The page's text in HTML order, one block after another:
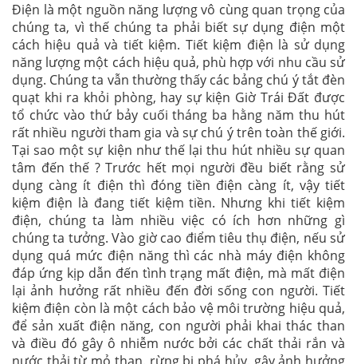
Điện là một nguồn năng lượng vô cùng quan trọng của
chúng ta, vì thế chúng ta phải biết sự dụng điện một
cách hiệu quả và tiết kiệm. Tiết kiệm điện là sử dụng
năng lượng một cách hiệu quả, phù hợp với nhu cầu sử
dụng. Chúng ta vẫn thường thấy các bảng chú ý tắt đèn
quạt khi ra khỏi phòng, hay sự kiện Giờ Trái Đất được
tổ chức vào thứ bảy cuối tháng ba hằng năm thu hút
rất nhiều người tham gia và sự chú ý trên toàn thế giới.
Tại sao một sự kiện như thế lại thu hút nhiều sự quan
tâm đến thế ? Trước hết mọi người đều biết rằng sử
dụng càng ít điện thì đóng tiền điện càng ít, vậy tiết
kiệm điện là đang tiết kiệm tiền. Nhưng khi tiết kiệm
điện, chúng ta làm nhiều việc có ích hơn những gì
chúng ta tưởng. Vào giờ cao điểm tiêu thụ điện, nếu sử
dụng quá mức điện năng thì các nhà máy điện không
đáp ứng kịp dẫn đến tình trạng mất điện, mà mất điện
lại ảnh hưởng rất nhiều đến đời sống con người. Tiết
kiệm điện còn là một cách bảo vệ môi trường hiệu quả,
để sản xuất điện năng, con người phải khai thác than
và điều đó gây ô nhiễm nước bởi các chất thải rắn và